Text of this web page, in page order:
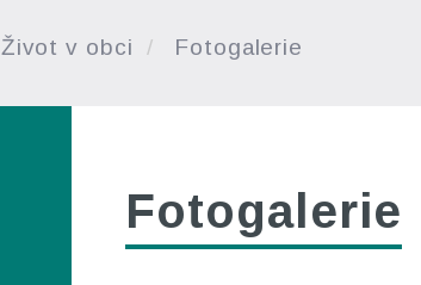
Život v obci Fotogalerie
Fotogalerie